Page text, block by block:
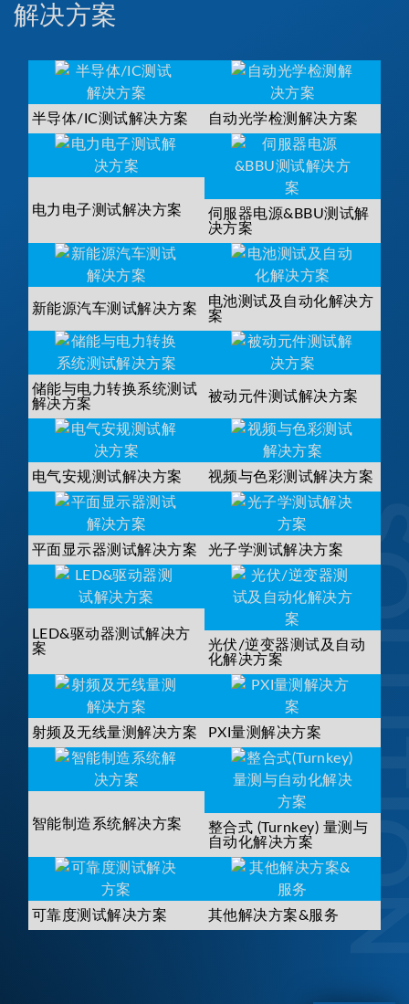
解决方案
半导体/IC测试解决方案 自动光学检测解决方案
电力电子测试解决方案
伺服器电源&BBU测试解
决方案
新能源汽车测试解决方案
电池测试及自动化解决方
案
储能与电力转换系统测试
解决方案
被动元件测试解决方案
电气安规测试解决方案 视频与色彩测试解决方案
平面显示器测试解决方案 光子学测试解决方案
LED&驱动器测试解决方
案
光伏/逆变器测试及自动
化解决方案
射频及无线量测解决方案 PXI量测解决方案
智能制造系统解决方案
整合式 (Turnkey) 量测与
自动化解决方案
可靠度测试解决方案 其他解决方案&服务